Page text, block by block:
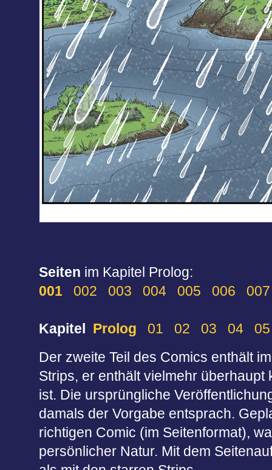
Seiten im Kapitel Prolog:
001
002 003 004 005 006 007
Kapitel Prolog 01 02 03 04
05
Der zweite Teil des Comics enthält
Strips, er enthält vielmehr
ist. Die ursprüngliche
damals der Vorgabe entsprach.
richtigen Comic (im Seitenformat),
persönlicher Natur. Mit dem